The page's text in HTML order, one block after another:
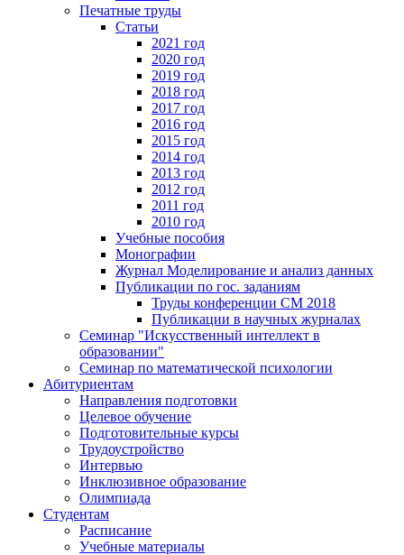
Печатные труды
Статьи
2021 год
2020 год
2019 год
2018 год
2017 год
2016 год
2015 год
2014 год
2013 год
2012 год
2011 год
2010 год
Учебные пособия
Монографии
Журнал Моделирование и анализ данных
Публикации по гос. заданиям
Труды конференции CM 2018
Публикации в научных журналах
Семинар "Искусственный интеллект в
образовании"
Семинар по математической психологии
Абитуриентам
Направления подготовки
Целевое обучение
Подготовительные курсы
Трудоустройство
Интервью
Инклюзивное образование
Олимпиада
Студентам
Расписание
Учебные материалы